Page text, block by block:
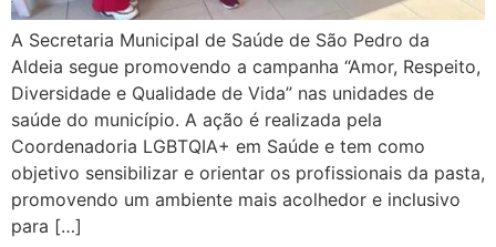
A Secretaria Municipal de Saúde de São Pedro da
Aldeia segue promovendo a campanha “Amor, Respeito,
Diversidade e Qualidade de Vida” nas unidades de
saúde do município. A ação é realizada pela
Coordenadoria LGBTQIA+ em Saúde e tem como
objetivo sensibilizar e orientar os profissionais da pasta,
promovendo um ambiente mais acolhedor e inclusivo
para […]